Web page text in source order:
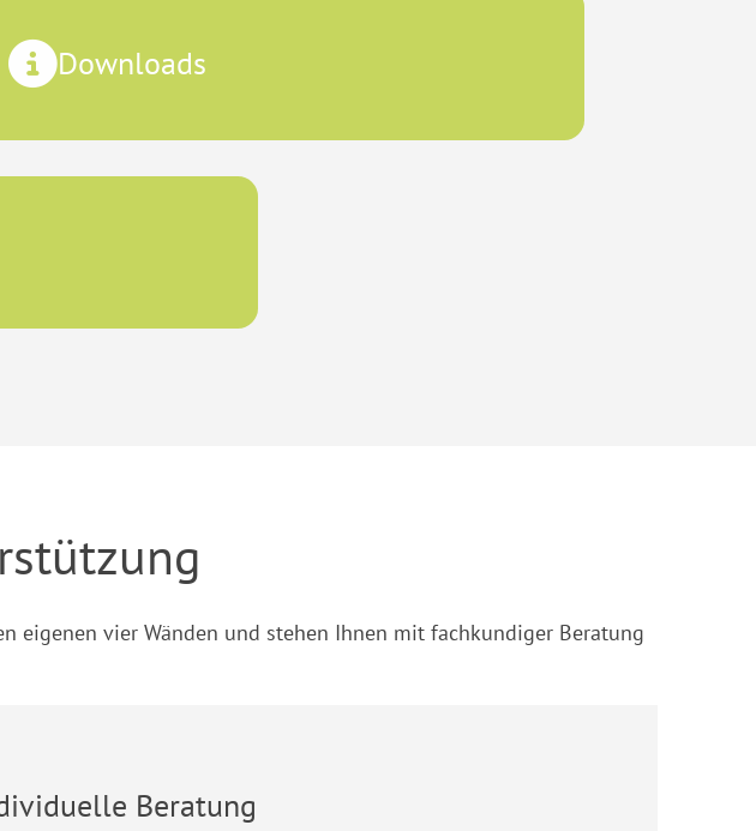
Downloads
eigenen vier Wänden und stehen Ihnen mit fachkundiger Beratung
Beratung